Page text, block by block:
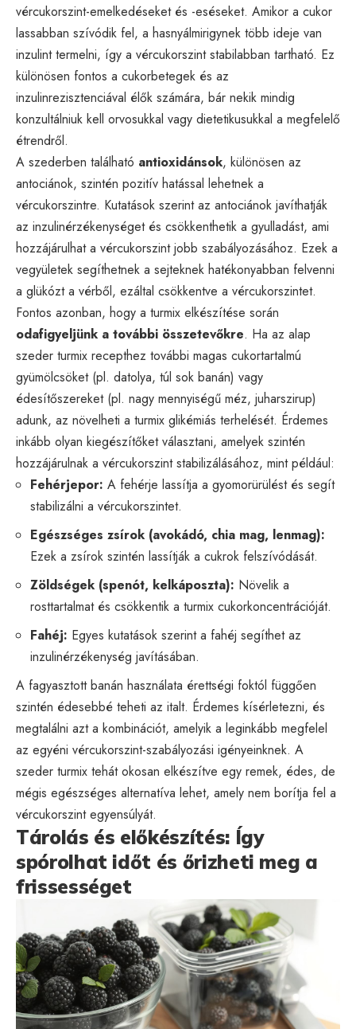
vércukorszint-emelkedéseket és -eséseket. Amikor a cukor
lassabban szívódik fel, a hasnyálmirigynek több ideje van
inzulint termelni, így a vércukorszint stabilabban tartható. Ez
különösen fontos a cukorbetegek és az
inzulinrezisztenciával élők számára, bár nekik mindig
konzultálniuk kell orvosukkal vagy dietetikusukkal a megfelelő
étrendről.
A szederben található antioxidánsok, különösen az
antociánok, szintén pozitív hatással lehetnek a
vércukorszintre. Kutatások szerint az antociánok javíthatják
az inzulinérzékenységet és csökkenthetik a gyulladást, ami
hozzájárulhat a vércukorszint jobb szabályozásához. Ezek a
vegyületek segíthetnek a sejteknek hatékonyabban felvenni
a glükózt a vérből, ezáltal csökkentve a vércukorszintet.
Fontos azonban, hogy a turmix elkészítése során
odafigyeljünk a további összetevőkre. Ha az alap
szeder turmix recepthez további magas cukortartalmú
gyümölcsöket (pl. datolya, túl sok banán) vagy
édesítőszereket (pl. nagy mennyiségű méz, juharszirup)
adunk, az növelheti a turmix glikémiás terhelését. Érdemes
inkább olyan kiegészítőket választani, amelyek szintén
hozzájárulnak a vércukorszint stabilizálásához, mint például:
Fehérjepor: A fehérje lassítja a gyomorürülést és segít
stabilizálni a vércukorszintet.
Egészséges zsírok (avokádó, chia mag, lenmag):
Ezek a zsírok szintén lassítják a cukrok felszívódását.
Zöldségek (spenót, kelkáposzta): Növelik a
rosttartalmat és csökkentik a turmix cukorkoncentrációját.
Fahéj: Egyes kutatások szerint a fahéj segíthet az
inzulinérzékenység javításában.
A fagyasztott banán használata érettségi foktól függően
szintén édesebbé teheti az italt. Érdemes kísérletezni, és
megtalálni azt a kombinációt, amelyik a leginkább megfelel
az egyéni vércukorszint-szabályozási igényeinknek. A
szeder turmix tehát okosan elkészítve egy remek, édes, de
mégis egészséges alternatíva lehet, amely nem borítja fel a
vércukorszint egyensúlyát.
Tárolás és előkészítés: Így
spórolhat időt és őrizheti meg a
frissességet